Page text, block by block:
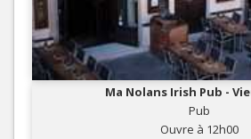
Ma Nolans Irish Pub -
Pub
Ouvre à 12h00